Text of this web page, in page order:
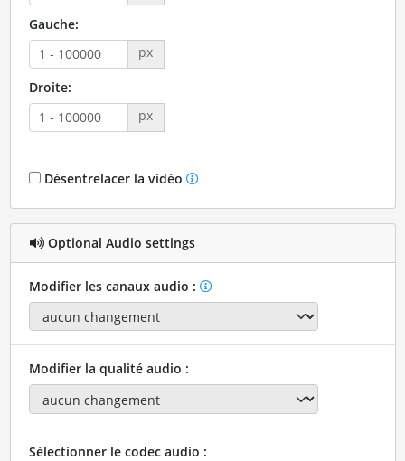
Gauche:
px
Droite:
px
Désentrelacer la vidéo
Optional Audio settings
Modifier les canaux audio :
Modifier la qualité audio :
Sélectionner le codec audio :